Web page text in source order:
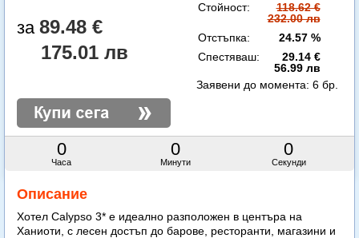
89.48 €
175.01 лв
Стойност:
118.62 €
232.00 лв
Отстъпка:
24.57 %
Спестяваш:
29.14 €
56.99 лв
0
Часа
0
Минути
0
Секунди
Заявени до момента: 6 бр.
Описание
Хотел Calypso 3* е идеално разположен в центъра на
Ханиоти, с лесен достъп до барове, ресторанти, магазини и